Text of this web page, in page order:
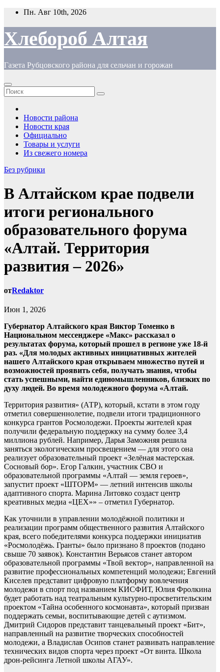
Перейти
содержимому
Пн. Авг 10th, 2026
Хлебороб Алтая
Газета Рубцовского района для сельчан и горожан
Новости района
Новости края
Официально
Товары и услуги
Из свежего номера
Без рубрики
В Алтайском крае подвели
итоги регионального
образовательного форума
«Алтай. Территория
развития – 2026»
отRedaktor
Июн 1, 2026
Губернатор Алтайского края Виктор Томенко в
Национальном мессенджере «Макс» рассказал о
результатах форума, который прошел в регионе уже 18-й
раз. «Для молодых активных инициативных жителей
нашего Алтайского края открываем множество путей и
возможностей проявить себя, получать знания, чтобы
стать успешными, найти единомышленников, близких по
духу людей. Во время молодежного форума «Алтай.
Территория развития» (АТР), который, кстати в этом году
отметил совершеннолетие, подвели итоги традиционного
конкурса грантов Росмолодежи. Проекты жителей края
получили федеральную поддержку на сумму более 3,4
миллиона рублей. Например, Дарья Заможняя решила
заняться экологическим просвещением — для этого она
реализует образовательный проект «Зелёная мастерская.
Сосновый бор». Егор Галкин, участник СВО и
образовательной программы «Алтай — земля героев»,
запустит проект «ШТОРМ» — летний интенсив школы
адаптивного спорта. Марина Литовко создаст центр
креативных медиа «ЦЕХ»» – отметил Губернатор.
Как уточнили в управлении молодёжной политики и
реализации программ общественного развития Алтайского
края, всего победителями конкурса поддержки инициатив
«Росмолодёжь. Гранты» было признано 8 проектов (подано
свыше 70 заявок). Константин Верьясов станет автором
образовательной программы «Твой вектор», направленной на
развитие профессиональных компетенций молодежи; Евгений
Киселев представит цифровую платформу вовлечения
молодежи в спорт под названием КИСФИТ, Юлия Фролкина
будет работать над театральным культурно-просветительским
проектом «Тайна особенного космонавта», который призван
поддержать семьи, воспитывающие детей с аутизмом.
Дмитрий Сидоров представит танцевальный проект «Бит»,
направленный на развитие творческих способностей
молодежи, а Владислав Осипов станет развивать направление
технических видов спорта через проект «От винта. Школа
дрон-рейсинга Летной школы АГАУ».